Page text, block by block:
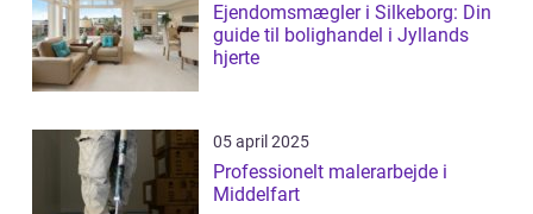
Ejendomsmægler i Silkeborg: Din
guide til bolighandel i Jyllands
hjerte
05 april 2025
Professionelt malerarbejde i
Middelfart